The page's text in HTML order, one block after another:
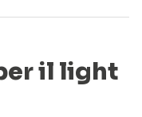
il light